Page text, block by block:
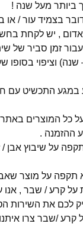
ביותר מעל שנה !
בצמיד עור / או
, יש לקחת
זמן סביר של
וציפוי בסופו
במגע התכשיט עם
כל המוצרים
ההזמנה .
על שיבוץ אבן /
תקפה על מוצר
על קרע / שבר , אנו
לכם את השירות
/שבר צרו